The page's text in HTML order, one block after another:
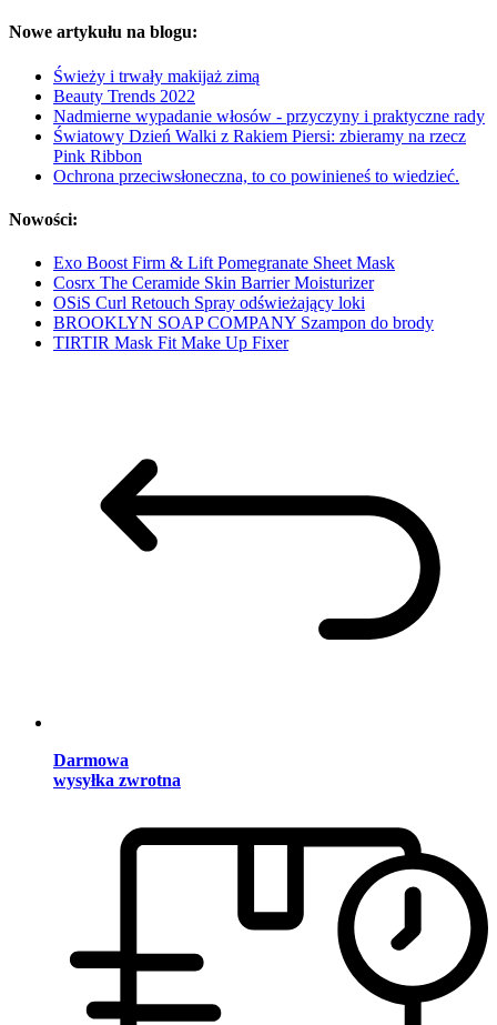
Nowe artykułu na blogu:
Świeży i trwały makijaż zimą
Beauty Trends 2022
Nadmierne wypadanie włosów - przyczyny i praktyczne rady
Światowy Dzień Walki z Rakiem Piersi: zbieramy na rzecz
Pink Ribbon
Ochrona przeciwsłoneczna, to co powinieneś to wiedzieć.
Nowości:
Exo Boost Firm & Lift Pomegranate Sheet Mask
Cosrx The Ceramide Skin Barrier Moisturizer
OSiS Curl Retouch Spray odświeżający loki
BROOKLYN SOAP COMPANY Szampon do brody
TIRTIR Mask Fit Make Up Fixer
Darmowa
wysyłka zwrotna